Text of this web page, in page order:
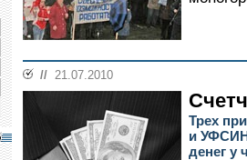
// 21.07.2010
Трех
и
денег у